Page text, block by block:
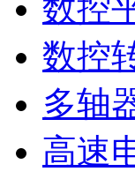
数控
数控
多轴
高速